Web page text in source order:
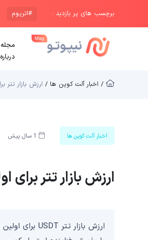
برچسب های پر بازدید : #اتریوم
/ اخبار آلت کوین ها / ارزش بازار تتر برای اولین
اخبار آلت کوین ها 1 سال پیش
ارزش بازار تتر برای اولین بار به 150